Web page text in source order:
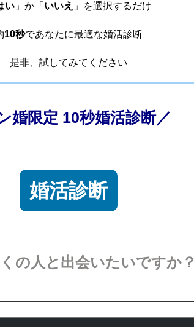
い」か「 いいえ 」を選択するだけ
10秒であなたに最適な婚活診断
是非、試してみてください
婚限定 10秒婚活診断／
婚活診断
の人と出会いたいですか？